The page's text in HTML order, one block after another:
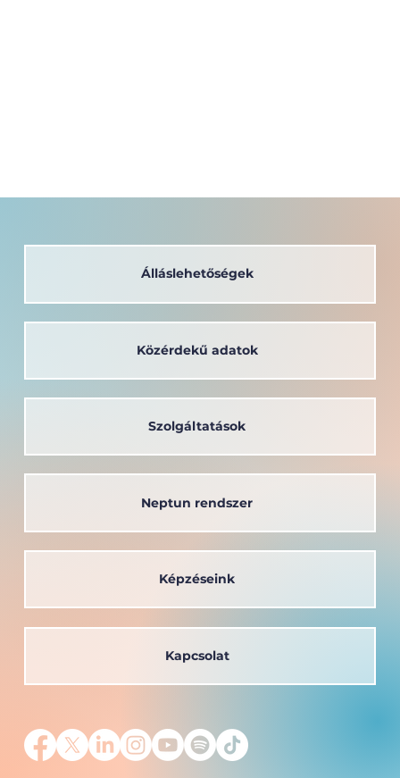
Álláslehetőségek
Neptun rendszer
Szolgáltatások
Kapcsolat
Közérdekű adatok
Képzéseink